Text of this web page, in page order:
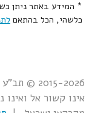
* המידע באתר ניתן
כלשהי, הכל בהתאם
2015-
אינו קשור אל